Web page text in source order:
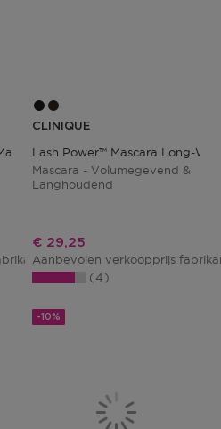
€ 32,50
CLINIQUE
Lash Power™ Mascara Long-
Mascara - Volumegevend &
Langhoudend
Kortingsprijs
€ 29,25
Aanbevolen verkoopprijs
4
-10%